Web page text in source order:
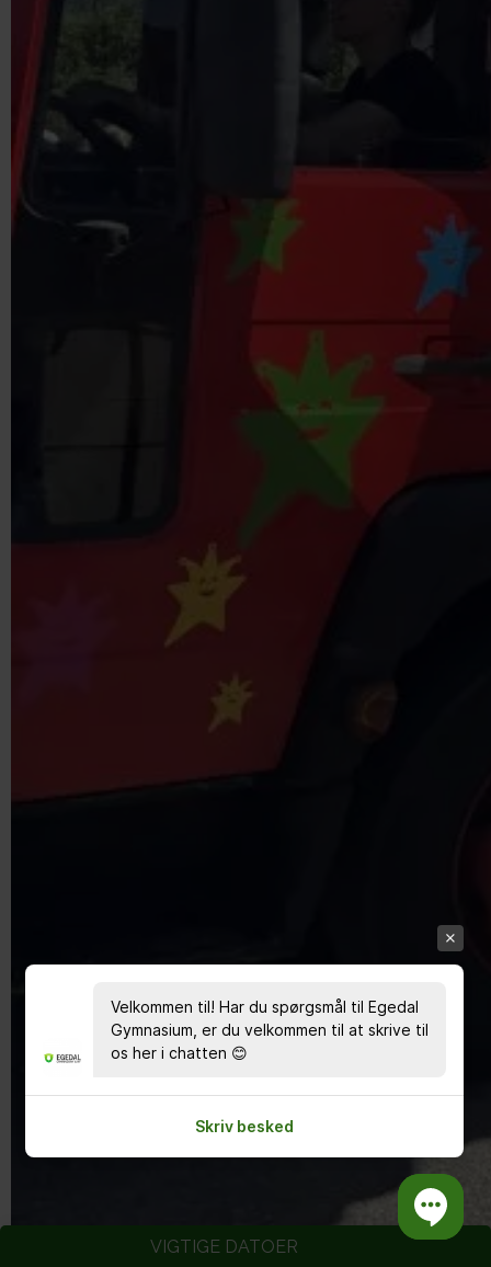
VIGTIGE DATOER
Velkommen til! Har du spørgsmål til Egedal
Gymnasium, er du velkommen til at skrive til
os her i chatten 😊
Skriv besked